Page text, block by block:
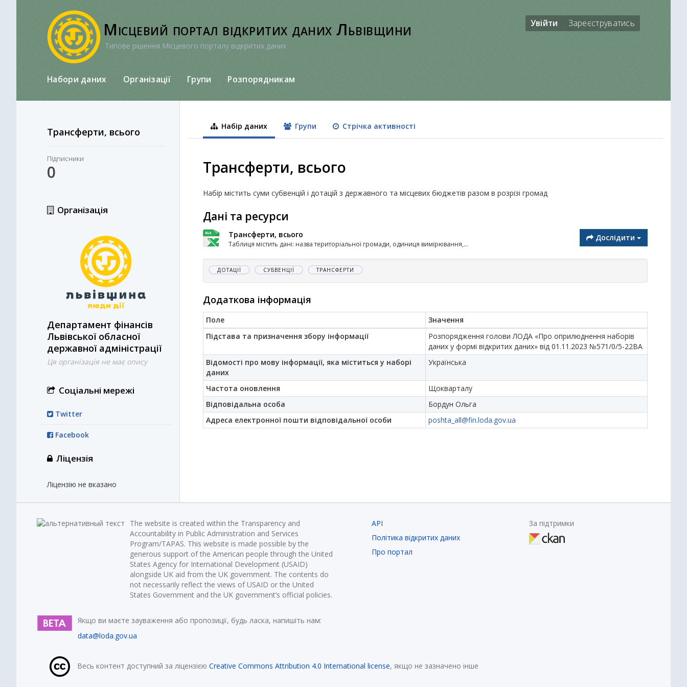
Місцевий портал відкритих даних Львівщини
Типове рішення Місцевого порталу відкритих даних
Увійти Зареєструватись
Набори даних Організації Групи Розпорядникам
Трансферти, всього
Підписники
0
Організація
Департамент фінансів
Львівської обласної
державної адміністрації
Ця організація не має опису
Соціальні мережі
Twitter
Facebook
Ліцензія
Ліцензію не вказано
Набір даних Групи Стрічка активності
Трансферти, всього
Набір містить суми субвенцій і дотацій з державного та місцевих бюджетів разом в розрізі громад
Дані та ресурси
Трансферти, всього
Таблиця містить дані: назва територіальної громади, одиниця вимірювання,...
Дослідити
ДОТАЦІЇ СУБВЕНЦІЇ ТРАНСФЕРТИ
Додаткова інформація
Поле
Значення
Підстава та призначення збору інформації
Розпорядження голови ЛОДА «Про оприлюднення наборів
даних у формі відкритих даних» від 01.11.2023 №571/0/5-22ВА
Відомості про мову інформації, яка міститься у наборі
даних
Українська
Частота оновлення
Щокварталу
Відповідальна особа
Бордун Ольга
Адреса електронної пошти відповідальної особи
poshta_all@fin.loda.gov.ua
The website is created within the Transparency and
Accountability in Public Administration and Services
Program/TAPAS. This website is made possible by the
generous support of the American people through the United
States Agency for International Development (USAID)
alongside UK aid from the UK government. The contents do
not necessarily reflect the views of USAID or the United
States Government and the UK government’s official policies.
Якщо ви маєте зауваження або пропозиції, будь ласка, напишіть нам:
data@loda.gov.ua
API
Політика відкритих даних
Про портал
За підтримки
Весь контент доступний за ліцензією Creative Commons Attribution 4.0 International license, якщо не зазначено інше